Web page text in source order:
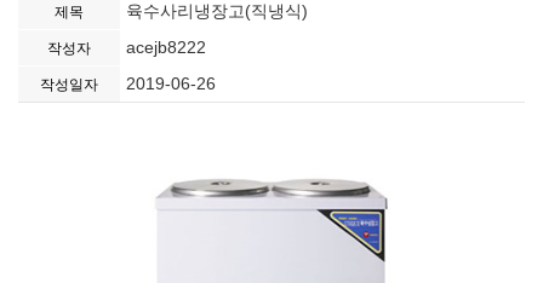
제목 육수사리냉장고(직냉식)
작성자 acejb8222
작성일자 2019-06-26